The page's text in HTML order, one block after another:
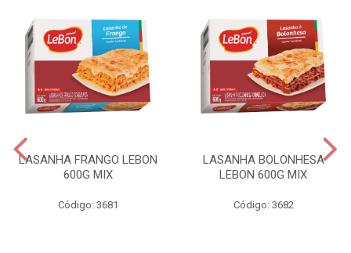
LASANHA FRANGO LEBON
600G MIX
Código: 3681
LASANHA BOLONHESA
LEBON 600G MIX
Código: 3682